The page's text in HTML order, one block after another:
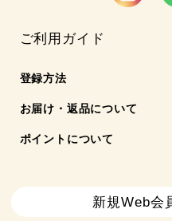
ご利用ガイド
登録方法
お届け・返品について
ポイントについて
新規Web会